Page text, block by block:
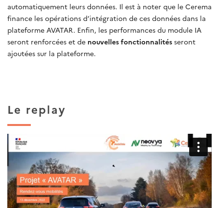
automatiquement leurs données. Il est à noter que le Cerema
finance les opérations d’intégration de ces données dans la
plateforme AVATAR. Enfin, les performances du module IA
seront renforcées et de nouvelles fonctionnalités seront
ajoutées sur la plateforme.
Le replay